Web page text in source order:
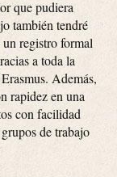
que pudiera
también tendré
registro formal
a toda la
Además,
rapidez en una
con facilidad
de trabajo